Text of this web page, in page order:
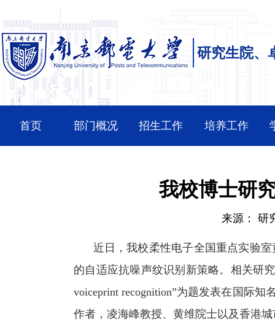
研究生院、
首页 部门概况 招生工作 培养工作
我校博士研
来源： 研
近日，我校柔性电子全国重点实验
的自适应抗噪声纹识别新策略。相关研
voiceprint recognition”为题发表在国际知
作者，凌海峰教授、黄维院士以及香港